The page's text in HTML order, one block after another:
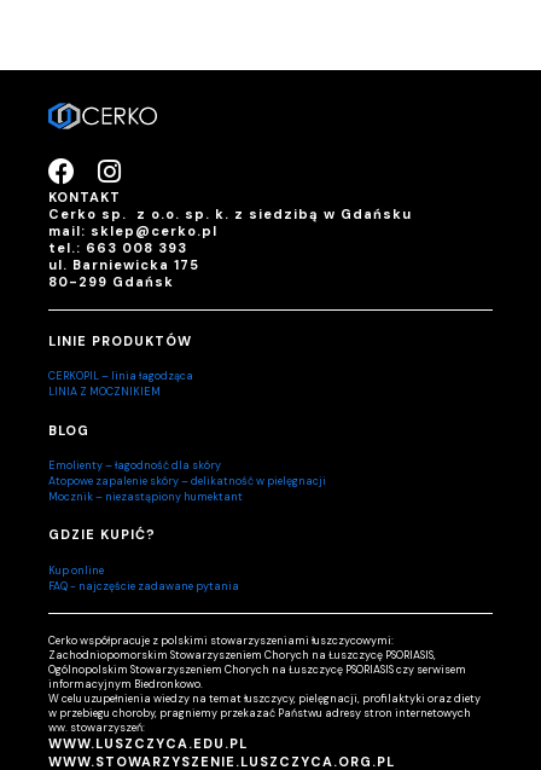
KONTAKT
Cerko sp. z o.o. sp. k. z siedzibą w Gdańsku
mail: sklep@cerko.pl
tel.: 663 008 393
ul. Barniewicka 175
80-299 Gdańsk
LINIE PRODUKTÓW
CERKOPIL – linia łagodząca
LINIA Z MOCZNIKIEM
BLOG
Emolienty – łagodność dla skóry
Atopowe zapalenie skóry – delikatność w pielęgnacji
Mocznik – niezastąpiony humektant
GDZIE KUPIĆ?
Kup online
FAQ - najczęście zadawane pytania
Cerko współpracuje z polskimi stowarzyszeniami łuszczycowymi:
Zachodniopomorskim Stowarzyszeniem Chorych na Łuszczycę PSORIASIS,
Ogólnopolskim Stowarzyszeniem Chorych na Łuszczycę PSORIASIS czy serwisem
informacyjnym Biedronkowo.
W celu uzupełnienia wiedzy na temat łuszczycy, pielęgnacji, profilaktyki oraz diety
w przebiegu choroby, pragniemy przekazać Państwu adresy stron internetowych
ww. stowarzyszeń:
WWW.LUSZCZYCA.EDU.PL
WWW.STOWARZYSZENIE.LUSZCZYCA.ORG.PL